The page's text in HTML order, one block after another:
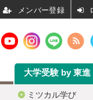
ミツカル学び
大学受験 by 東進